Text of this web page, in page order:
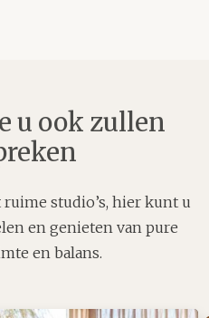
u ook zullen
studio’s, hier kunt u
en genieten van pure
en balans.